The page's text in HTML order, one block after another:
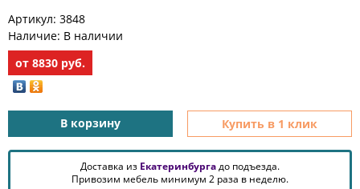
Артикул: 3848
Наличие: В наличии
от 8830 руб.
В корзину Купить в 1 клик
Доставка из Екатеринбургадо подъезда.
Привозим мебель минимум 2 раза в неделю.
МЕБЕЛЬ
ДЛЯ
ВАННОЙ
МЕБЕЛЬ-
РАЗНАЯ
МЕБЕЛЬ
КОМОДЫ